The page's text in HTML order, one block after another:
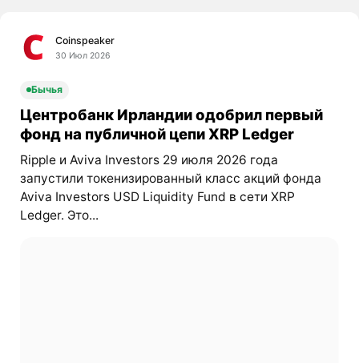
Coinspeaker
30 Июл 2026
Бычья
Центробанк Ирландии одобрил первый
фонд на публичной цепи XRP Ledger
Ripple и Aviva Investors 29 июля 2026 года
запустили токенизированный класс акций фонда
Aviva Investors USD Liquidity Fund в сети XRP
Ledger. Это...